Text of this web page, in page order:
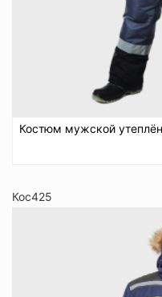
Костюм мужской
Кос425